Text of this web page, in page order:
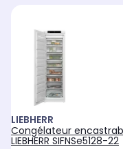
LIEBHERR
Congélateur
LIEBHERR SIFNSe5128-22